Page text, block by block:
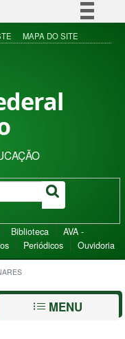
Simplifique!
à informação
MAPA DO SITE
Biblioteca
AVA -
Periódicos Ouvidoria
MENU